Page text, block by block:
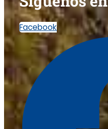
Facebook